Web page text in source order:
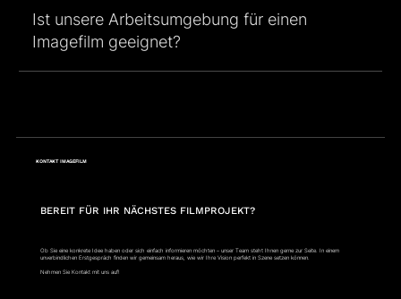
Ist unsere Arbeitsumgebung für einen
Imagefilm geeignet?
KONTAKTIMAGEFILM
BEREIT FÜR IHR NÄCHSTES FILMPROJEKT?
Ob Sie eine konkrete Idee haben oder sich einfach informieren möchten – unser Team steht Ihnen gerne zur Seite. In einem
unverbindlichen Erstgespräch finden wir gemeinsam heraus, wie wir Ihre Vision perfekt in Szene setzen können.
Nehmen Sie Kontakt mit uns auf!